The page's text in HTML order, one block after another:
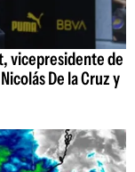
vicepresidente de
De la Cruz y